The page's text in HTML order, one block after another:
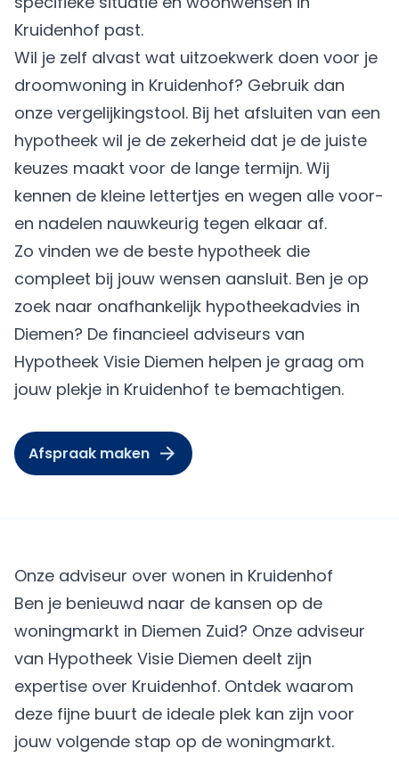
Kruidenhof past.
Wil je zelf alvast wat uitzoekwerk doen voor je
droomwoning in Kruidenhof? Gebruik dan
onze vergelijkingstool. Bij het afsluiten van een
hypotheek wil je de zekerheid dat je de juiste
keuzes maakt voor de lange termijn. Wij
kennen de kleine lettertjes en wegen alle voor-
en nadelen nauwkeurig tegen elkaar af.
Zo vinden we de beste hypotheek die
compleet bij jouw wensen aansluit. Ben je op
zoek naar onafhankelijk hypotheekadvies in
Diemen? De financieel adviseurs van
Hypotheek Visie Diemen helpen je graag om
jouw plekje in Kruidenhof te bemachtigen.
Afspraak maken
Onze adviseur over wonen in Kruidenhof
Ben je benieuwd naar de kansen op de
woningmarkt in Diemen Zuid? Onze adviseur
van Hypotheek Visie Diemen deelt zijn
expertise over Kruidenhof. Ontdek waarom
deze fijne buurt de ideale plek kan zijn voor
jouw volgende stap op de woningmarkt.